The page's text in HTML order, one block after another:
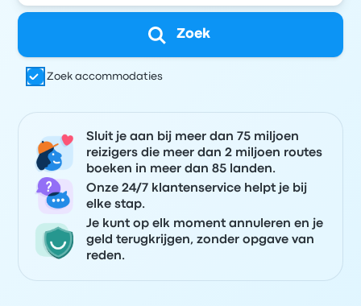
Zoek
Zoek accommodaties
Sluit je aan bij meer dan 75 miljoen
reizigers die meer dan 2 miljoen routes
boeken in meer dan 85 landen.
Onze 24/7 klantenservice helpt je bij
elke stap.
Je kunt op elk moment annuleren en je
geld terugkrijgen, zonder opgave van
reden.